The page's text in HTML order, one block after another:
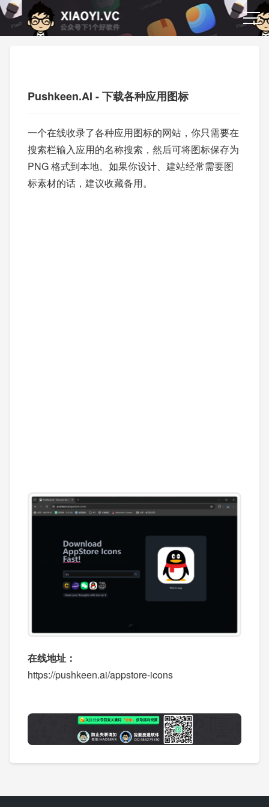
Pushkeen.AI - 下载各种应用图标
一个在线收录了各种应用图标的网站，你只需要在
搜索栏输入应用的名称搜索，然后可将图标保存为
PNG 格式到本地。如果你设计、建站经常需要图
标素材的话，建议收藏备用。
在线地址：
https://pushkeen.ai/appstore-icons